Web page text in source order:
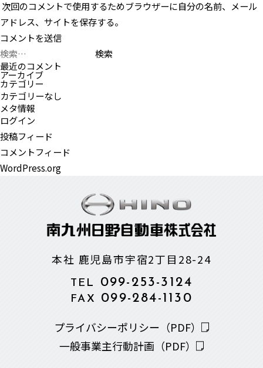
次回のコメントで使用するためブラウザーに自分の名前、メール
アドレス、サイトを保存する。
検
索:
最近のコメント
アーカイブ
カテゴリー
カテゴリーなし
メタ情報
ログイン
投稿フィード
コメントフィード
WordPress.org
本社 鹿児島市宇宿2丁目28-24
TEL 099-253-3124
FAX 099-284-1130
プライバシーポリシー（PDF）
一般事業主行動計画（PDF）